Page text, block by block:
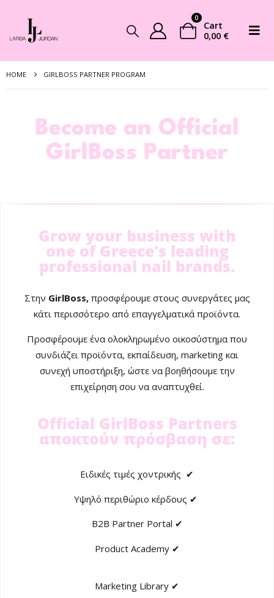
0
Cart
0,00 €
HOME GIRLBOSS PARTNER PROGRAM
Become an Official
GirlBoss Partner
Grow your business with
one of Greece's leading
professional nail brands.
Στην GirlBoss, προσφέρουμε στους συνεργάτες μας
κάτι περισσότερο από επαγγελματικά προϊόντα.
Προσφέρουμε ένα ολοκληρωμένο οικοσύστημα που
συνδιάζει προϊόντα, εκπαίδευση, marketing και
συνεχή υποστήριξη, ώστε να βοηθήσουμε την
επιχείρηση σου να αναπτυχθεί.
Official GirlBoss Partners
αποκτούν πρόσβαση σε:
Ειδικές τιμές χοντρικής ✔
Υψηλό περιθώριο κέρδους ✔
B2B Partner Portal ✔
Product Academy ✔
Marketing Library ✔